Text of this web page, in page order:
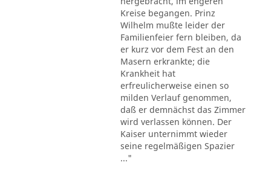
Kreise begangen. Prinz
Wilhelm mußte leider der
Familienfeier fern bleiben, da
er kurz vor dem Fest an den
Masern erkrankte; die
Krankheit hat
erfreulicherweise einen so
milden Verlauf genommen,
daß er demnächst das Zimmer
wird verlassen können. Der
Kaiser unternimmt wieder
seine regelmäßigen Spazier
..."